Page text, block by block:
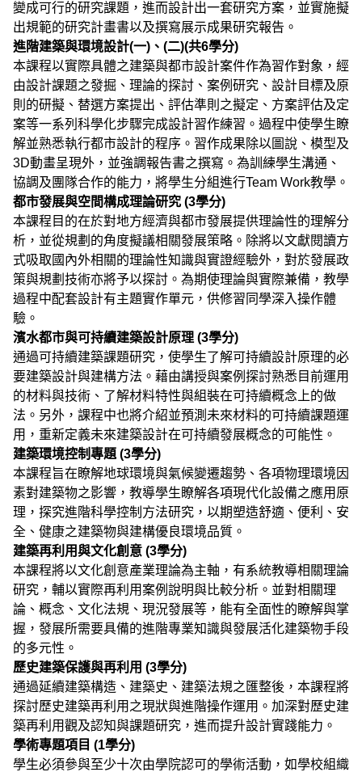
變成可行的研究課題，進而設計出一套研究方案，並實施擬
出規範的研究計畫書以及撰寫展示成果研究報告。
進階建築與環境設計(一)、(二)(共6學分)
本課程以實際具體之建築與都市設計案件作為習作對象，經
由設計課題之發掘、理論的探討、案例研究、設計目標及原
則的研擬、替選方案提出、評估準則之擬定、方案評估及定
案等一系列科學化步驟完成設計習作練習。過程中使學生瞭
解並熟悉執行都市設計的程序。習作成果除以圖說、模型及
3D動畫呈現外，並強調報告書之撰寫。為訓練學生溝通、
協調及團隊合作的能力，將學生分組進行Team Work教學。
都市發展與空間構成理論研究 (3學分)
本課程目的在於對地方經濟與都市發展提供理論性的理解分
析，並從規劃的角度擬議相關發展策略。除將以文獻閱讀方
式吸取國內外相關的理論性知識與實證經驗外，對於發展政
策與規劃技術亦將予以探討。為期使理論與實際兼備，教學
過程中配套設計有主題實作單元，供修習同學深入操作體
驗。
濱水都市與可持續建築設計原理 (3學分)
通過可持續建築課題研究，使學生了解可持續設計原理的必
要建築設計與建構方法。藉由講授與案例探討熟悉目前運用
的材料與技術、了解材料特性與組裝在可持續概念上的做
法。另外，課程中也將介紹並預測未來材料的可持續課題運
用，重新定義未來建築設計在可持續發展概念的可能性。
建築環境控制專題 (3學分)
本課程旨在瞭解地球環境與氣候變遷趨勢、各項物理環境因
素對建築物之影響，教導學生瞭解各項現代化設備之應用原
理，探究進階科學控制方法研究，以期塑造舒適、便利、安
全、健康之建築物與建構優良環境品質。
建築再利用與文化創意 (3學分)
本課程將以文化創意產業理論為主軸，有系統教導相關理論
研究，輔以實際再利用案例說明與比較分析。並對相關理
論、概念、文化法規、現況發展等，能有全面性的瞭解與掌
握，發展所需要具備的進階專業知識與發展活化建築物手段
的多元性。
歷史建築保護與再利用 (3學分)
通過延續建築構造、建築史、建築法規之匯整後，本課程將
探討歷史建築再利用之現狀與進階操作運用。加深對歷史建
築再利用觀及認知與課題研究，進而提升設計實踐能力。
學術專題項目 (1學分)
學生必須參與至少十次由學院認可的學術活動，如學校組織